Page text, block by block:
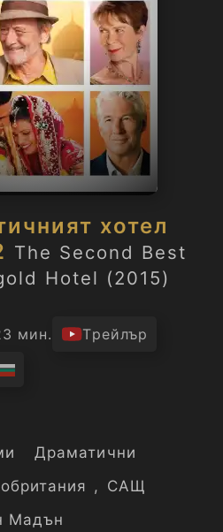
хотел
The Second Best
Hotel (2015)
мин. Трейлър
Драматични
, САЩ
Мадън